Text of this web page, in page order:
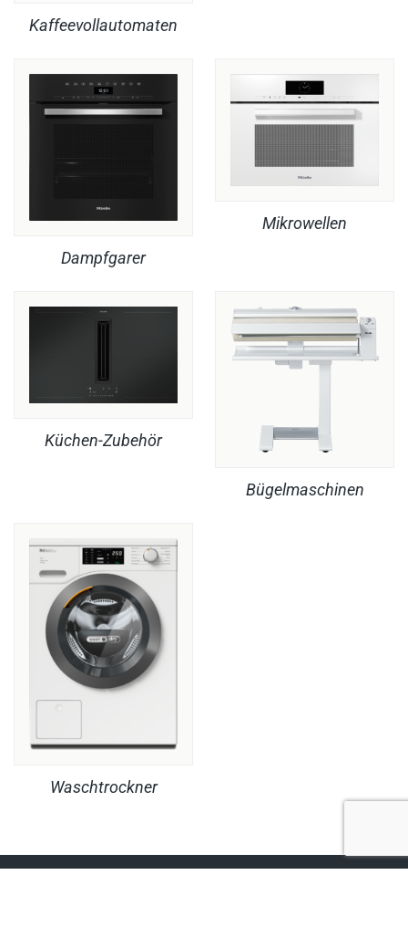
Kaffeevollautomaten
Dampfgarer
Mikrowellen
Küchen-Zubehör
Bügelmaschinen
Waschtrockner